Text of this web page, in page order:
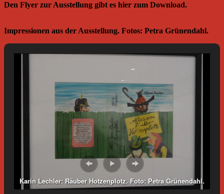
Den Flyer zur Ausstellung gibt es hier zum Download.
Impressionen aus der Ausstellung. Fotos: Petra Grünendahl.
Karin Lechler: Räuber Hotzenplotz. Foto: Petra Grünendahl.